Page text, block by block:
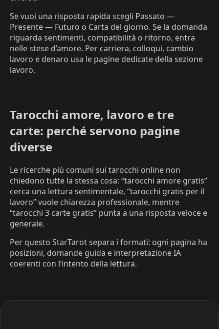
Se vuoi una risposta rapida scegli Passato —
Presente — Futuro o Carta del giorno. Se la domanda
riguarda sentimenti, compatibilità o ritorno, entra
nelle stese d’amore. Per carriera, colloqui, cambio
lavoro e denaro usa le pagine dedicate della sezione
lavoro.
Tarocchi amore, lavoro e tre
carte: perché servono pagine
diverse
Le ricerche più comuni sui tarocchi online non
chiedono tutte la stessa cosa: “tarocchi amore gratis”
cerca una lettura sentimentale, “tarocchi gratis per il
lavoro” vuole chiarezza professionale, mentre
“tarocchi 3 carte gratis” punta a una risposta veloce e
generale.
Per questo StarTarot separa i formati: ogni pagina ha
posizioni, domande guida e interpretazione IA
coerenti con l’intento della lettura.